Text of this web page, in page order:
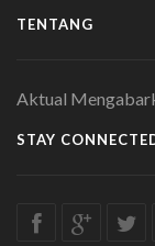
TENTANG
Aktual
STAY